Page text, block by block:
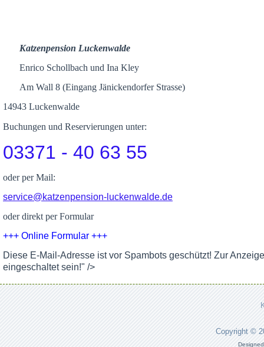
Katzenpension Luckenwalde
Enrico Schollbach und Ina Kley
Am Wall 8 (Eingang Jänickendorfer Strasse)
14943 Luckenwalde
Buchungen und Reservierungen unter:
03371 - 40 63 55
oder per Mail:
service@katzenpension-luckenwalde.de
oder direkt per Formular
+++ Online Formular +++
Diese E-Mail-Adresse ist vor Spambots geschützt! Zur
eingeschaltet sein!" />
Copyright ©